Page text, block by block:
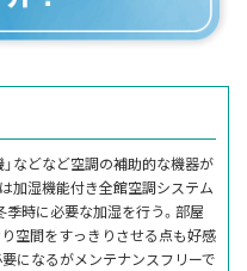
」などなど空調の補助的な機器が
加湿機能付き全館空調システム
季時に必要な加湿を行う。部屋
空間をすっきりさせる点も好感
になるがメンテナンスフリーで